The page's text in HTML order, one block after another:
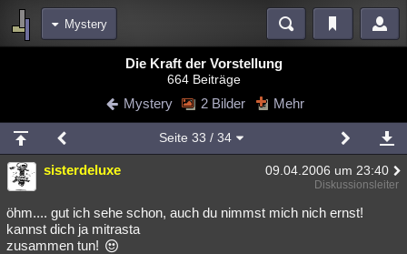
Mystery
Blogs Videos
Chat Wiki Neuigkeiten
meine Rubriken
Menschen Wissenschaft Mystery Kriminalfälle
Spiritualität Verschwörungen Technologie Ufologie
Natur Umfragen
Die Kraft der Vorstellung
664 Beiträge
Mystery 2 Bilder Mehr
Seite 33 / 34
sisterdeluxe 09.04.2006 um 23:40
Diskussionsleiter
öhm.... gut ich sehe schon, auch du nimmst mich nich ernst!
kannst dich ja mitrasta
zusammen tun!